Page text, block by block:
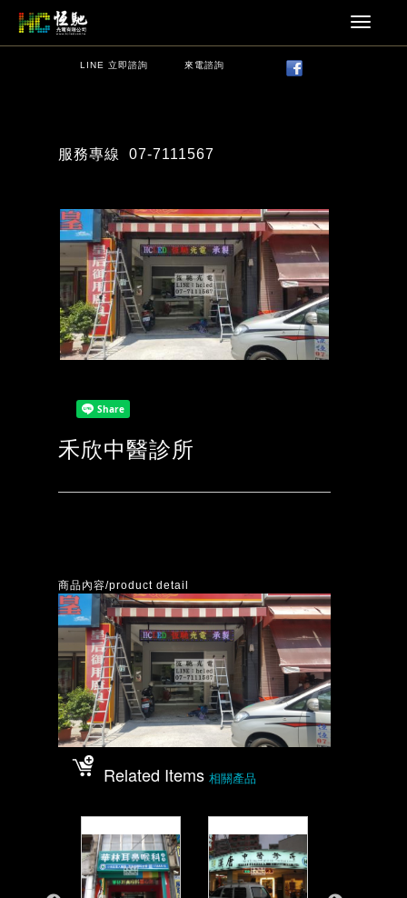
LINE 立即諮詢 來電諮詢
服務專線 07-7111567
禾欣中醫診所
商品內容/product detail
Related Items 相關產品